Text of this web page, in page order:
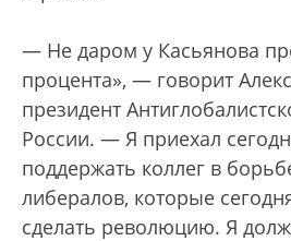
— Не даром у Касьянова
процента», — говорит
президент
России. — Я приехал
поддержать коллег в
либералов, которые
сделать революцию. Я